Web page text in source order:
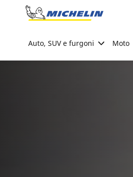
Go to page content
Auto, SUV e furgoni Moto